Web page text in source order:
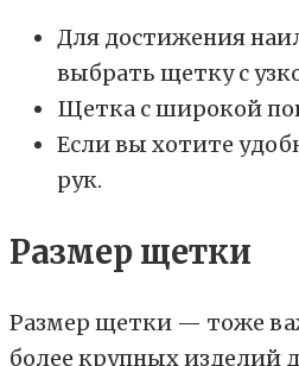
Для достижения
выбрать щетку с
Щетка с широкой
Если вы хотите
рук.
Размер щетки
Размер щетки — тоже
более крупных изделий